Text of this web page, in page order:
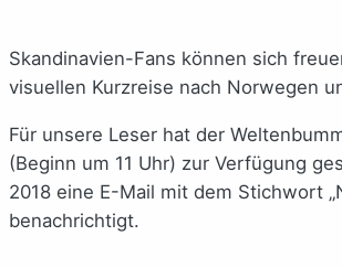
Skandinavien-Fans können sich
visuellen Kurzreise nach Norwegen
Für unsere Leser hat der
(Beginn um 11 Uhr) zur Verfügung
2018 eine E-Mail mit dem Stichwort
benachrichtigt.